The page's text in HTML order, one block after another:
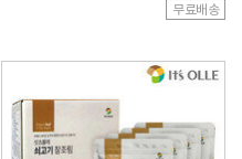
무료배송